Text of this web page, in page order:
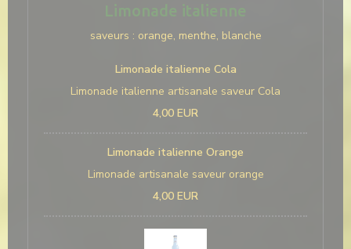
Limonade italienne
saveurs : orange, menthe, blanche
Limonade italienne Cola
Limonade italienne artisanale saveur Cola
4,00 EUR
Limonade italienne Orange
Limonade artisanale saveur orange
4,00 EUR